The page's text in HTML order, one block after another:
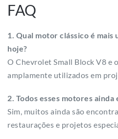
FAQ
1. Qual motor clássico é mais
hoje?
O Chevrolet Small Block V8 e
amplamente utilizados em
2. Todos esses motores ainda
Sim, muitos ainda são
restaurações e projetos